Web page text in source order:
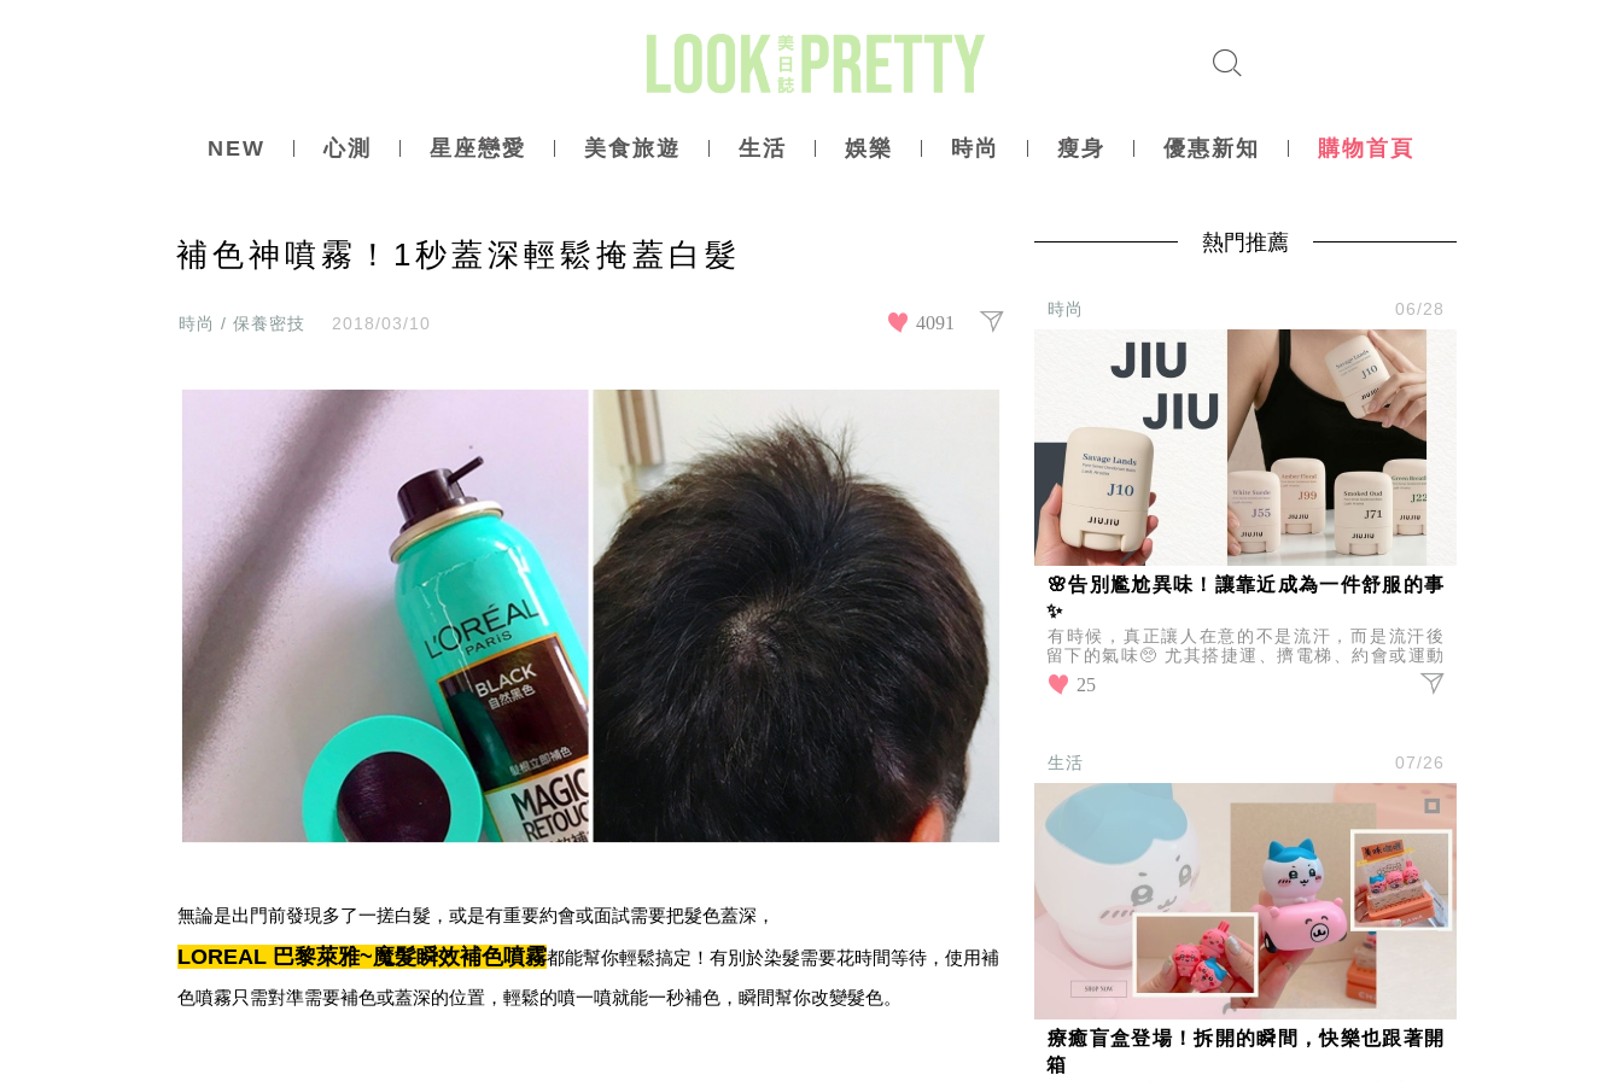
NEW 心測 星座戀愛 美食旅遊 生活 娛樂 時尚 瘦身 優惠新知 購物首頁
補色神噴霧！1秒蓋深輕鬆掩蓋白髮
時尚 / 保養密技 2018/03/10 4091
無論是出門前發現多了一搓白髮，或是有重要約會或面試需要把髮色蓋深，
LOREAL 巴黎萊雅~魔髮瞬效補色噴霧都能幫你輕鬆搞定！有別於染髮需要花時間等待，使用補
色噴霧只需對準需要補色或蓋深的位置，輕鬆的噴一噴就能一秒補色，瞬間幫你改變髮色。
熱門推薦
時尚 06/28
🌸告別尷尬異味！讓靠近成為一件舒服的事
✨
有時候，真正讓人在意的不是流汗，而是流汗後
留下的氣味🥺 尤其搭捷運、擠電梯、約會或運動
後，總會忍不住擔心：「我身上會不會有味道？」
其實，維持清新香氣不一定
25
生活 07/26
療癒盲盒登場！拆開的瞬間，快樂也跟著開
箱